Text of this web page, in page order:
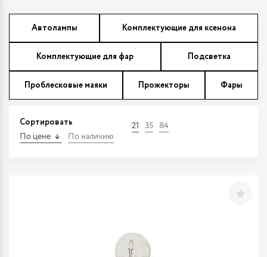
Автолампы Комплектующие для ксенона
Комплектующие для фар Подсветка
Проблесковые маяки Прожекторы Фары
Сортировать
По цене По наличию
21 35 84